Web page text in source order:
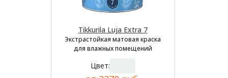
Tikkurila Luja Extra 7
Экстрастойкая матовая краска
для влажных помещений
Цвет: